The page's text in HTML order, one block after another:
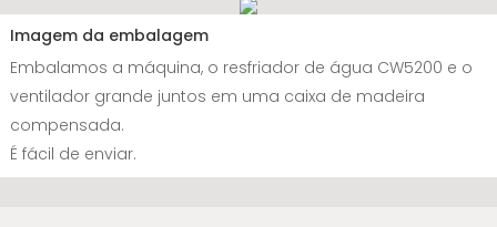
Imagem da embalagem
Embalamos a máquina, o resfriador de água CW5200 e o
ventilador grande juntos em uma caixa de madeira
compensada.
É fácil de enviar.